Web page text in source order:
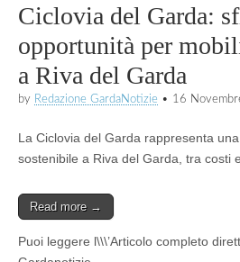
Ciclovia del Garda:
opportunità per
a Riva del Garda
by Redazione GardaNotizie • 16
La Ciclovia del Garda rappresenta
sostenibile a Riva del Garda, tra costi
Read more →
Puoi leggere l\\\’Articolo completo